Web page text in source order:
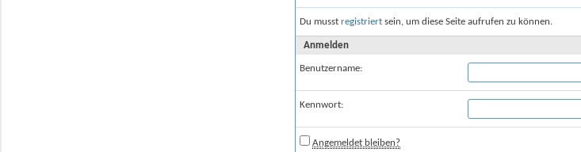
Du musst registriert sein, um diese Seite aufrufen zu können.
Anmelden
Benutzername:
Kennwort:
Angemeldet bleiben?